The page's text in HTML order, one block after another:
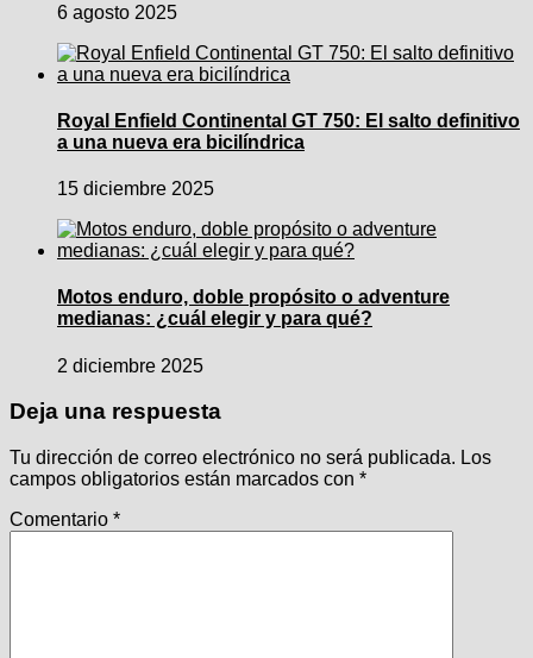
6 agosto 2025
Royal Enfield Continental GT 750: El salto definitivo
a una nueva era bicilíndrica
15 diciembre 2025
Motos enduro, doble propósito o adventure
medianas: ¿cuál elegir y para qué?
2 diciembre 2025
Deja una respuesta
Tu dirección de correo electrónico no será publicada. Los
campos obligatorios están marcados con *
Comentario *